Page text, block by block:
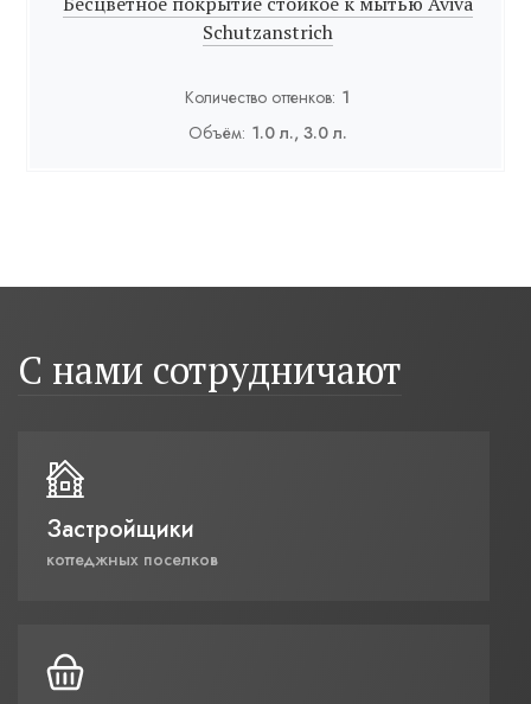
Schutzanstrich
Количество оттенков: 1
Объём: 1.0 л., 3.0 л.
С нами сотрудничают
Застройщики
коттеджных поселков